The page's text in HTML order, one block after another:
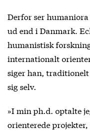
Derfor ser humaniora
ud end i Danmark.
humanistisk
internationalt
siger han,
sig selv.
»I min ph.d. optalte
orienterede